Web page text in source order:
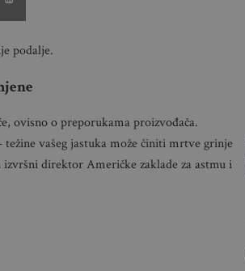
podalje.
ovisno o preporukama proizvođača.
vašeg jastuka može činiti mrtve grinje
direktor Američke zaklade za astmu i